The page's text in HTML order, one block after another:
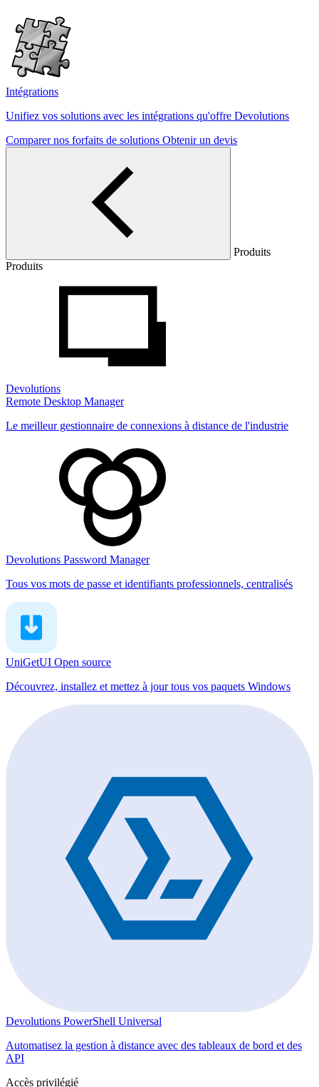
Intégrations
Unifiez vos solutions avec les intégrations qu'offre Devolutions
Comparer nos forfaits de solutions Obtenir un devis
Produits
Produits
Devolutions
Remote Desktop Manager
Le meilleur gestionnaire de connexions à distance de l'industrie
Devolutions Password Manager
Tous vos mots de passe et identifiants professionnels, centralisés
UniGetUI Open source
Découvrez, installez et mettez à jour tous vos paquets Windows
Devolutions PowerShell Universal
Automatisez la gestion à distance avec des tableaux de bord et des
API
Accès privilégié